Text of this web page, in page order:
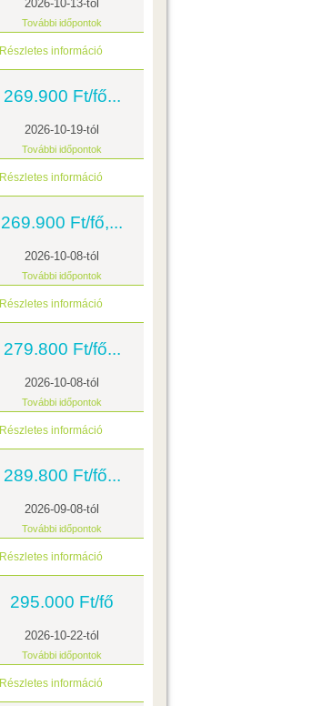
2026-10-13-tól
További időpontok
Részletes információ
269.900 Ft/fő...
2026-10-19-tól
További időpontok
Részletes információ
269.900 Ft/fő,...
2026-10-08-tól
További időpontok
Részletes információ
279.800 Ft/fő...
2026-10-08-tól
További időpontok
Részletes információ
289.800 Ft/fő...
2026-09-08-tól
További időpontok
Részletes információ
295.000 Ft/fő
2026-10-22-tól
További időpontok
Részletes információ